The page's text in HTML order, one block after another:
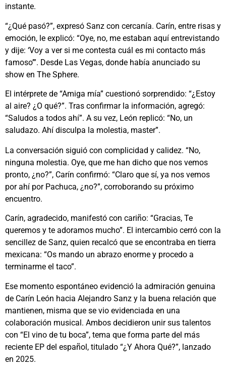
instante.
“¿Qué pasó?”, expresó Sanz con cercanía. Carín, entre risas y
emoción, le explicó: “Oye, no, me estaban aquí entrevistando
y dije: ‘Voy a ver si me contesta cuál es mi contacto más
famoso’”. Desde Las Vegas, donde había anunciado su
show en The Sphere.
El intérprete de “Amiga mía” cuestionó sorprendido: “¿Estoy
al aire? ¿O qué?”. Tras confirmar la información, agregó:
“Saludos a todos ahí”. A su vez, León replicó: “No, un
saludazo. Ahí disculpa la molestia, master”.
La conversación siguió con complicidad y calidez. “No,
ninguna molestia. Oye, que me han dicho que nos vemos
pronto, ¿no?”, Carín confirmó: “Claro que sí, ya nos vemos
por ahí por Pachuca, ¿no?”, corroborando su próximo
encuentro.
Carín, agradecido, manifestó con cariño: “Gracias, Te
queremos y te adoramos mucho”. El intercambio cerró con la
sencillez de Sanz, quien recalcó que se encontraba en tierra
mexicana: “Os mando un abrazo enorme y procedo a
terminarme el taco”.
Ese momento espontáneo evidenció la admiración genuina
de Carín León hacia Alejandro Sanz y la buena relación que
mantienen, misma que se vio evidenciada en una
colaboración musical. Ambos decidieron unir sus talentos
con “El vino de tu boca”, tema que forma parte del más
reciente EP del español, titulado “¿Y Ahora Qué?”, lanzado
en 2025.